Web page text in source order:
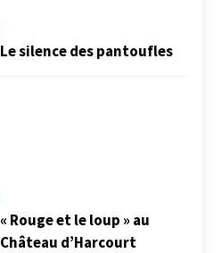
Le silence des pantoufles
« Rouge et le loup » au
Château d’Harcourt